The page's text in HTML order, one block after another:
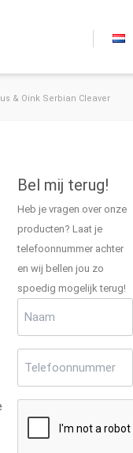
& Oink Serbian Cleaver
Bel mij terug!
Heb je vragen over onze
producten? Laat je
telefoonnummer achter
en wij bellen jou zo
spoedig mogelijk terug!